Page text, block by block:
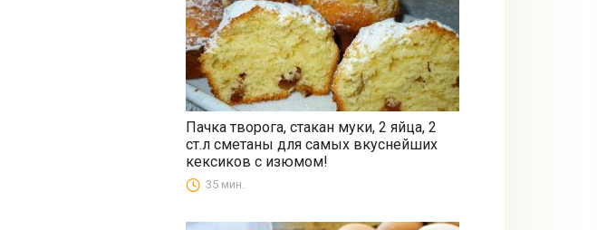
Выпечка
Пачка творога, стакан муки, 2 яйца, 2
ст.л сметаны для самых вкуснейших
кексиков с изюмом!
35 мин.